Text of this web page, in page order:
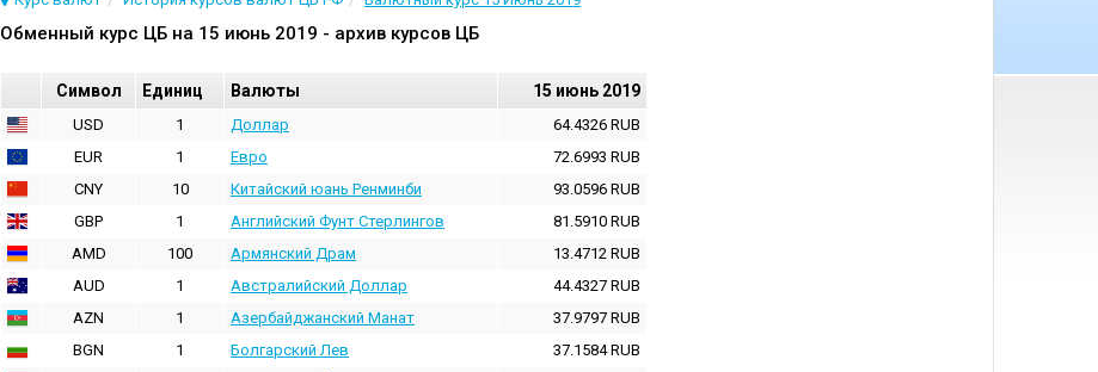
Oбменный курс ЦБ на 15 июнь 2019 - архив курсов ЦБ
Cимвол Единиц Валюты 15 июнь 2019
USD 1 Доллар 64.4326 RUB
EUR
1 Евро 72.6993 RUB
CNY
10 Китайский юань Ренминби 93.0596 RUB
GBP
1 Английский Фунт Стерлингов 81.5910 RUB
AMD
100 Армянский Драм 13.4712 RUB
AUD
1 Австралийский Доллар 44.4327 RUB
AZN
1 Азербайджанский Манат 37.9797 RUB
BGN
1 Болгарский Лев 37.1584RUB